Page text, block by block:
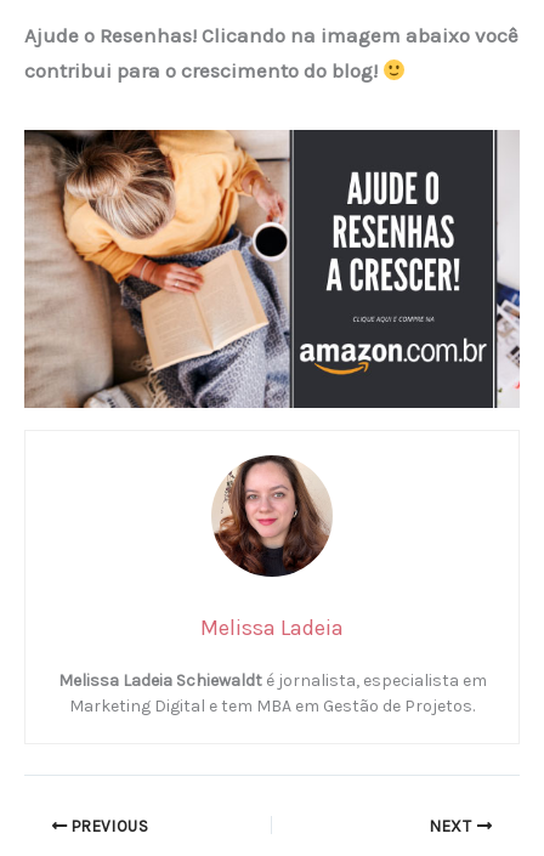
Ajude o Resenhas! Clicando na imagem abaixo você
contribui para o crescimento do blog!
Melissa Ladeia
Melissa Ladeia Schiewaldté jornalista, especialista em
Marketing Digital e tem MBA em Gestão de Projetos.
PREVIOUS NEXT